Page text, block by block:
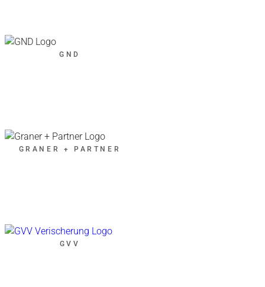
GND
GRANER + PARTNER
GVV